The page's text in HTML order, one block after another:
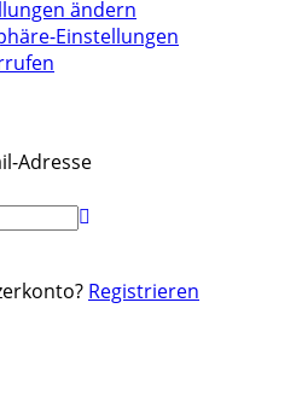
ändern
Einstellungen
Adresse
Registrieren